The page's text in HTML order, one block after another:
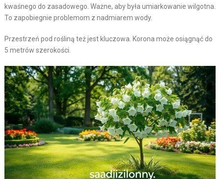
kwaśnego do zasadowego. Ważne, aby była umiarkowanie wilgotna.
To zapobiegnie problemom z nadmiarem wody.
Przestrzeń pod rośliną też jest kluczowa. Korona może osiągnąć do
5 metrów szerokości.